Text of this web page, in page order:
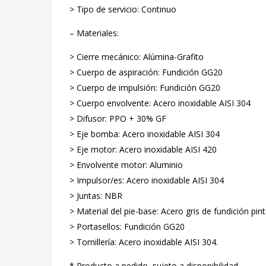
> Tipo de servicio: Continuo
– Materiales:
> Cierre mecánico: Alúmina-Grafito
> Cuerpo de aspiración: Fundición GG20
> Cuerpo de impulsión: Fundición GG20
> Cuerpo envolvente: Acero inoxidable AISI 304
> Difusor: PPO + 30% GF
> Eje bomba: Acero inoxidable AISI 304
> Eje motor: Acero inoxidable AISI 420
> Envolvente motor: Aluminio
> Impulsor/es: Acero inoxidable AISI 304
> Juntas: NBR
> Material del pie-base: Acero gris de fundición
> Portasellos: Fundición GG20
> Tornillería: Acero inoxidable AISI 304.